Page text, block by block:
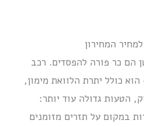
המחירון
הם כר פורה להפסדים. רכב
הוא כולל יתרת הלוואת מימון,
הטעות גדולה עוד יותר:
במקום על תזרים מזומנים